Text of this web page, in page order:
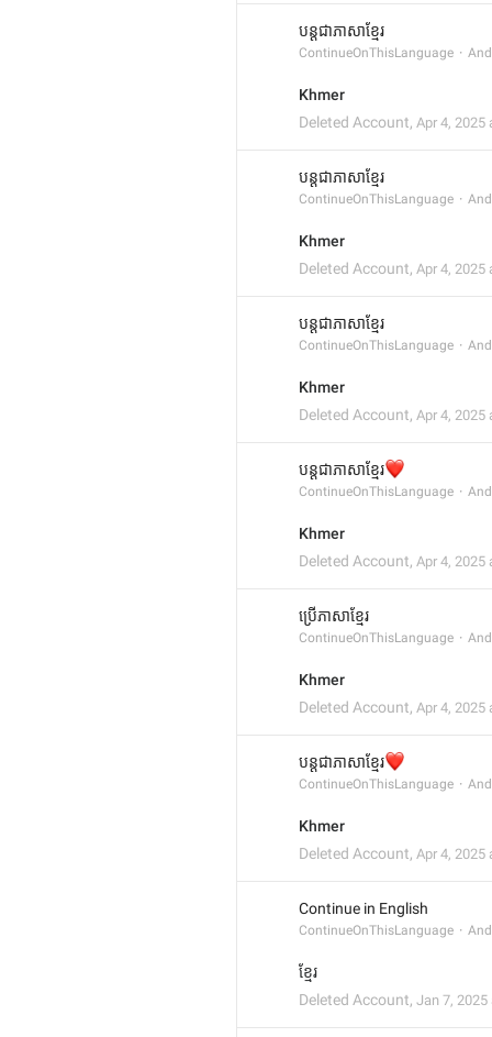
បន្តជាភាសាខ្មែរ
ContinueOnThisLanguage
Khmer
Deleted Account, Apr 4, 2025
បន្តជាភាសាខ្មែរ
ContinueOnThisLanguage
Khmer
Deleted Account, Apr 4, 2025
បន្តជាភាសាខ្មែរ
ContinueOnThisLanguage
Khmer
Deleted Account, Apr 4, 2025
បន្តជាភាសាខ្មែរ
❤️
ContinueOnThisLanguage
Khmer
Deleted Account, Apr 4, 2025
ប្រើភាសាខ្មែរ
ContinueOnThisLanguage
Khmer
Deleted Account, Apr 4, 2025
បន្តជាភាសាខ្មែរ
❤️
ContinueOnThisLanguage
Khmer
Deleted Account, Apr 4, 2025
Continue in English
ContinueOnThisLanguage
ខ្មែរ
Deleted Account, Jan 7, 2025